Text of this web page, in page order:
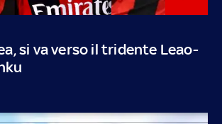
si va verso il tridente Leao-